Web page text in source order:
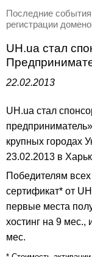
Последние события
регистрации
UH.ua стал
22.02.2013
UH.ua стал
крупных городах
23.02.2013 в
Победителям
сертификат* от
первые места
хостинг на 9 мес.,
мес.